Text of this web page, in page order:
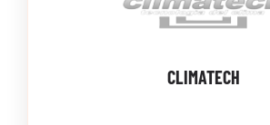
CLIMATECH